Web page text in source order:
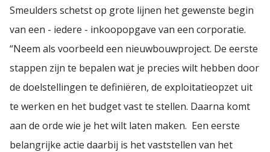
Smeulders schetst op grote lijnen het gewenste begin
van een - iedere - inkoopopgave van een corporatie.
“Neem als voorbeeld een nieuwbouwproject. De eerste
stappen zijn te bepalen wat je precies wilt hebben door
de doelstellingen te definiëren, de exploitatieopzet uit
te werken en het budget vast te stellen. Daarna komt
aan de orde wie je het wilt laten maken. Een eerste
belangrijke actie daarbij is het vaststellen van het